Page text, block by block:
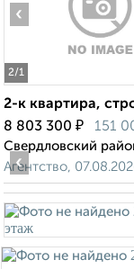
2/1
‹
2-к квартира,
8 803 300 ₽ 151
Свердловский
Агентство,
‹